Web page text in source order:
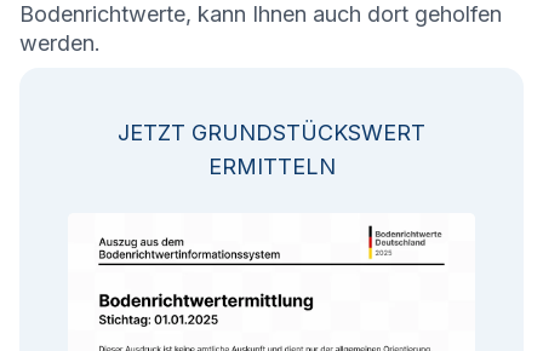
Bodenrichtwerte, kann Ihnen auch dort geholfen
werden.
JETZT GRUNDSTÜCKSWERT
ERMITTELN